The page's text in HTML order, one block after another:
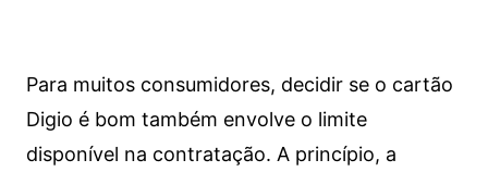
Para muitos consumidores, decidir se o cartão
Digio é bom também envolve o limite
disponível na contratação. A princípio, a